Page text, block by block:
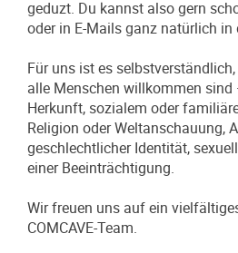
geduzt. Du kannst also gern
oder in E-Mails ganz natürlich in
Für uns ist es selbstverständlich,
alle Menschen willkommen
Herkunft, sozialem oder
Religion oder Weltanschauung,
geschlechtlicher Identität,
einer Beeinträchtigung.
Wir freuen uns auf ein
COMCAVE-Team.